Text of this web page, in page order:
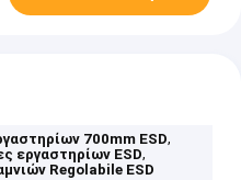
700mm ESD,
εργαστηρίων ESD,
Regolabile ESD